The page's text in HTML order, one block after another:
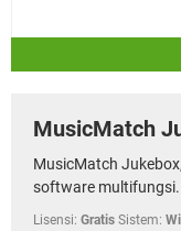
MusicMatch
MusicMatch
software
Lisensi: Gratis Sistem: